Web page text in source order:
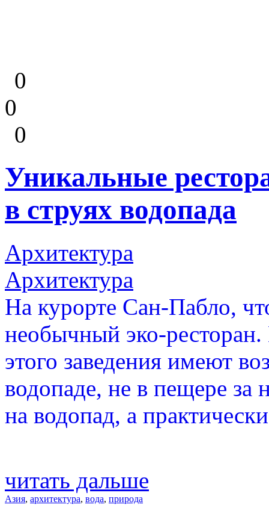
0
0
0
Уникальные
в струях водопада
Архитектура
Архитектура
На курорте Сан-Пабло,
необычный эко-ресторан.
этого заведения имеют
водопаде, не в пещере за
на водопад, а
читать дальше
Азия, архитектура, вода, природа